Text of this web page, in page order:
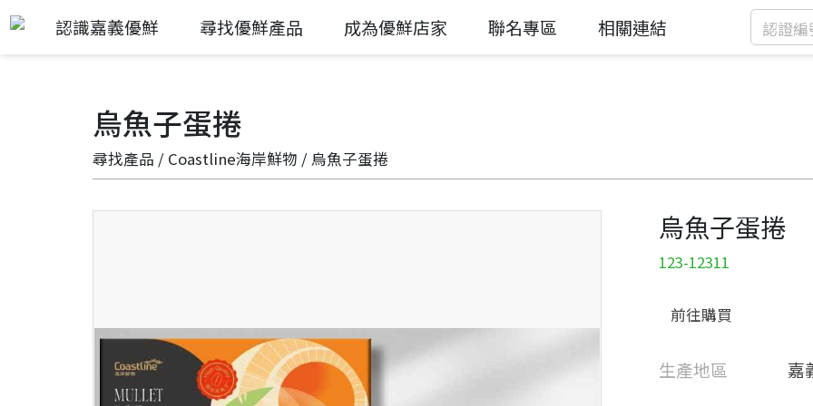
認識嘉義優鮮 尋找優鮮產品 成為優鮮店家 聯名專區 相關連結
烏魚子蛋捲
尋找產品 / Coastline海岸鮮物 / 烏魚子蛋捲
烏魚子蛋捲
123-12311
前往購買
生產地區
嘉